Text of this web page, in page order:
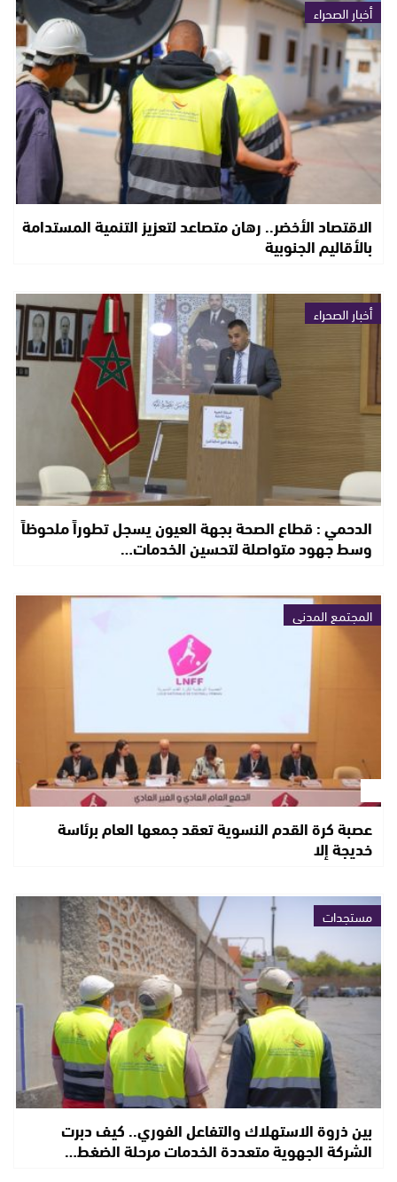
أخبار الصحراء
الاقتصاد الأخضر.. رهان متصاعد لتعزيز التنمية المستدامة
بالأقاليم الجنوبية
أخبار الصحراء
الدحمي : قطاع الصحة بجهة العيون يسجل تطوراً ملحوظاً
وسط جهود متواصلة لتحسين الخدمات…
المجتمع المدني
عصبة كرة القدم النسوية تعقد جمعها العام برئاسة
خديجة إلا
مستجدات
بين ذروة الاستهلاك والتفاعل الفوري.. كيف دبرت
الشركة الجهوية متعددة الخدمات مرحلة الضغط…